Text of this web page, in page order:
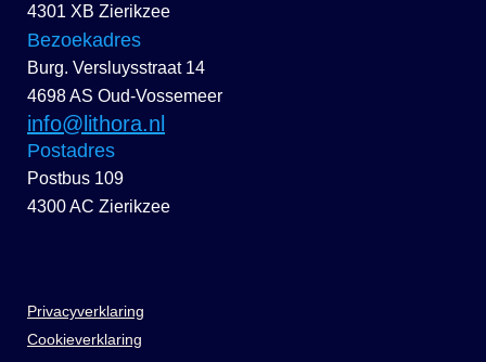
4301 XB Zierikzee
Bezoekadres
Burg. Versluysstraat 14
4698 AS Oud-Vossemeer
info@lithora.nl
Postadres
Postbus 109
4300 AC Zierikzee
Privacyverklaring
Cookieverklaring